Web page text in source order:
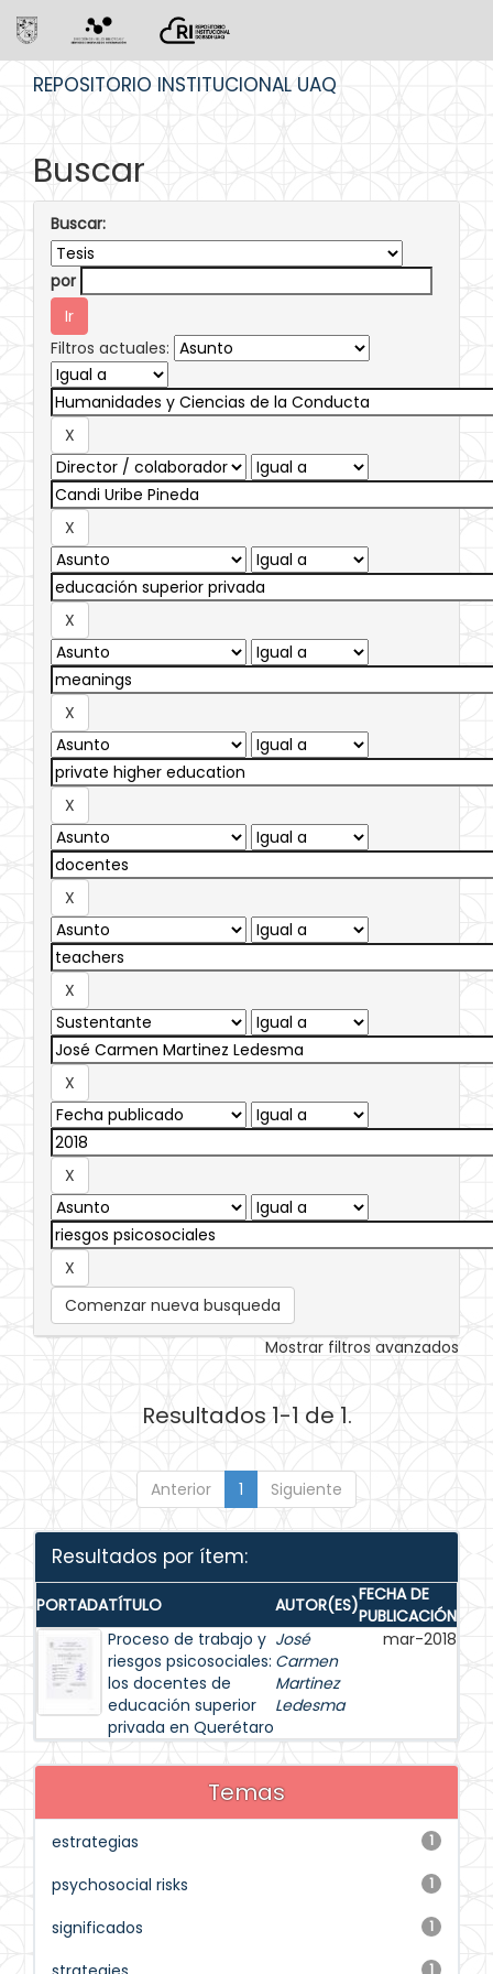
REPOSITORIO INSTITUCIONAL UAQ
Buscar
Buscar:
por
Filtros actuales:
Comenzar nueva busqueda
Mostrar filtros avanzados
Resultados 1-1 de 1.
Anterior 1 Siguiente
Resultados por ítem:
PORTADATÍTULO AUTOR(ES)FECHA DE
PUBLICACIÓN
Proceso de trabajo y
riesgos psicosociales:
los docentes de
educación superior
privada en Querétaro
José
Carmen
Martinez
Ledesma
mar-2018
Temas
1
estrategias
1
psychosocial risks
1
significados
1